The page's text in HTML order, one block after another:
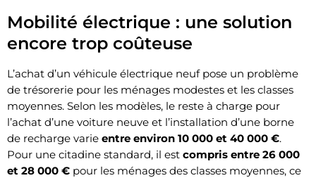
Mobilité électrique : une solution
encore trop coûteuse
L’achat d’un véhicule électrique neuf pose un problème
de trésorerie pour les ménages modestes et les classes
moyennes. Selon les modèles, le reste à charge pour
l’achat d’une voiture neuve et l’installation d’une borne
de recharge varie entre environ 10 000 et 40 000 €.
Pour une citadine standard, il est compris entre 26 000
et 28 000 € pour les ménages des classes moyennes, ce